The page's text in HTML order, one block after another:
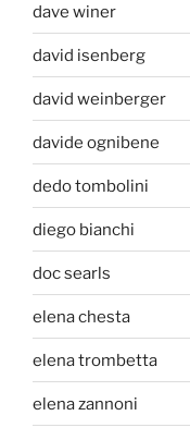
dave winer
david isenberg
david weinberger
davide ognibene
dedo tombolini
diego bianchi
doc searls
elena chesta
elena trombetta
elena zannoni